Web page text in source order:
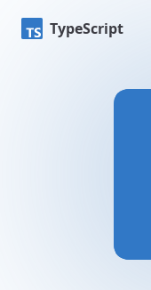
Skip to content
TypeScript